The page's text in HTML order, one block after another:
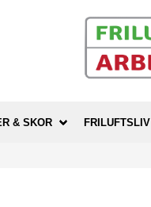
& SKOR FRILUFTSLIV